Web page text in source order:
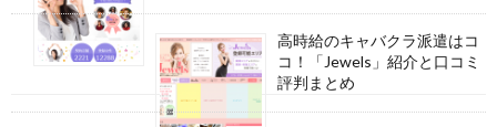
高時給のキャバクラ派遣はコ
コ！「Jewels」紹介と口コミ
評判まとめ